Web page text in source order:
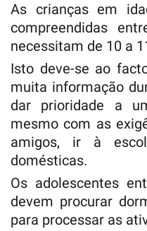
As crianças em
compreendidas
necessitam de 10 a
Isto deve-se ao
muita informação
dar prioridade a
mesmo com as
amigos, ir à
domésticas.
Os adolescentes
devem procurar
para processar as